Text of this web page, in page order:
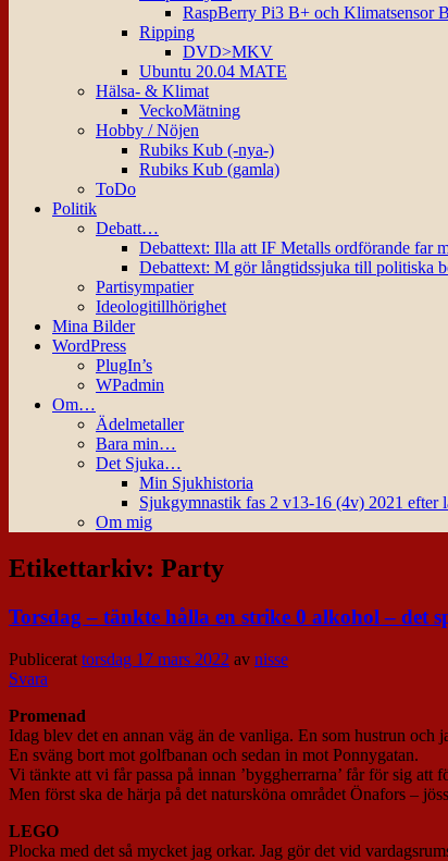
RaspBerry Pi3 B+ och Klimatsensor
Ripping
DVD>MKV
Ubuntu 20.04 MATE
Hälsa- & Klimat
VeckoMätning
Hobby / Nöjen
Rubiks Kub (-nya-)
Rubiks Kub (gamla)
ToDo
Politik
Debatt…
Debattext: Illa att IF Metalls ordförande far
Debattext: M gör långtidssjuka till politiska
Partisympatier
Ideologitillhörighet
Mina Bilder
WordPress
PlugIn’s
WPadmin
Om…
Ädelmetaller
Bara min…
Det Sjuka…
Min Sjukhistoria
Sjukgymnastik fas 2 v13-16 (4v) 2021 efter
Om mig
Etikettarkiv: Party
Torsdag – tänkte hålla en strike 0 alkohol – det
Publicerat torsdag 17 mars 2022 av nisse
Svara
Promenad
Idag blev det en annan väg än de vanliga. En som hustrun och
En sväng bort mot golfbanan och sedan in mot Ponnygatan.
Vi tänkte att vi får passa på innan ’byggherrarna’ får för sig att
Men först ska de härja på det natursköna området Önafors –
LEGO
Plocka med det så mycket jag orkar. Jag gör det vid